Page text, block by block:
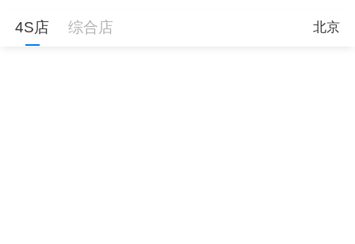
4S店 综合店 北京